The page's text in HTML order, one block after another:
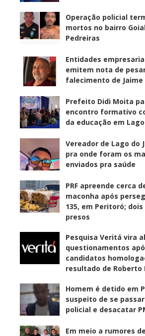
Operação policial
mortos no bairro
Pedreiras
Entidades
emitem nota de
falecimento de Jaime
Prefeito Didi Moita
encontro formativo
da educação em
Vereador de Lago do
pra onde foram os
enviados pra saúde
PRF apreende cerca
maconha após
135, em Peritoró;
presos
Pesquisa Veritá vira
questionamentos
candidatos
resultado de Roberto
Homem é detido em
suspeito de se
policial e desacatar
Em meio a rumores